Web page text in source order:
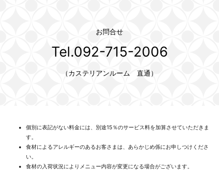
お問合せ
Tel.092-715-2006
（カステリアンルーム 直通）
個別に表記がない料金には、別途15％のサービス料を加算させていただきま
す。
食材によるアレルギーのあるお客さまは、あらかじめ係にお申しつけくださ
い。
食材の入荷状況によりメニュー内容が変更になる場合がございます。